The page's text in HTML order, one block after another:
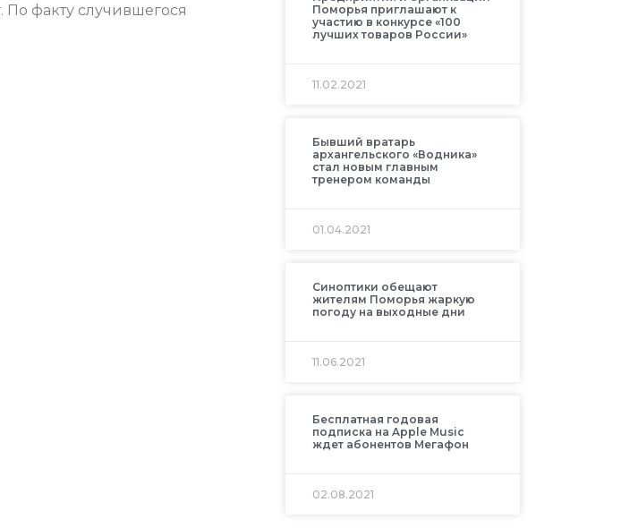
По факту случившегося
Поморья приглашают к
участию в конкурсе «100
лучших товаров России»
11.02.2021
Бывший вратарь
архангельского «Водника»
стал новым главным
тренером команды
01.04.2021
Синоптики обещают
жителям Поморья жаркую
погоду на выходные дни
11.06.2021
Бесплатная годовая
подписка на Apple Music
ждет абонентов Мегафон
02.08.2021